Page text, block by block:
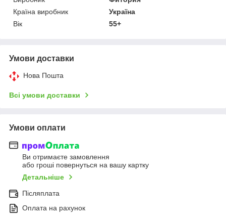
Країна виробник
Україна
Вік
55+
Умови доставки
Нова Пошта
Всі умови доставки
Умови оплати
Ви отримаєте замовлення
або гроші повернуться на вашу картку
Детальніше
Післяплата
Оплата на рахунок